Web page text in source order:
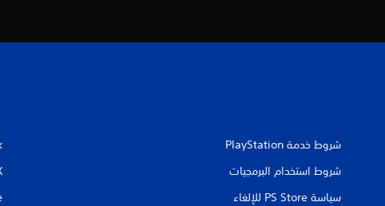
شروط خدمة PlayStation‏
شروط استخدام البرمجيات
سياسة PS Store للإلغاء